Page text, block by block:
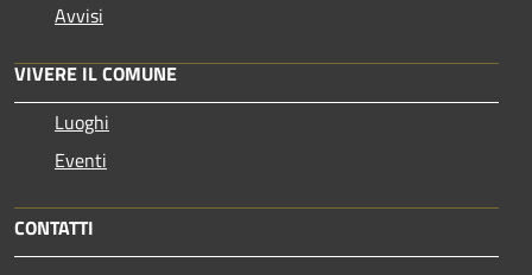
Avvisi
VIVERE IL COMUNE
Luoghi
Eventi
CONTATTI